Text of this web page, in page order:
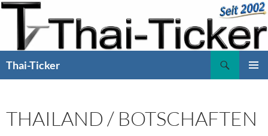
Zum
Inhalt
springen
Thai-Ticker
THAILAND / BOTSCHAFTEN